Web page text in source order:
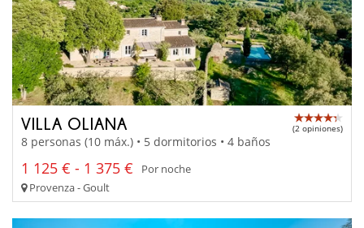
VILLA OLIANA (2 opiniones)
8 personas (10 máx.) • 5 dormitorios • 4 baños
1 125 € - 1 375 €
Por noche
Provenza - Goult